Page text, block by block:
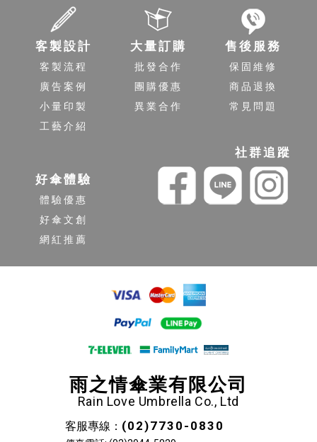
客製設計
客製流程
廣告案例
小量印製
工藝介紹
大量訂購
批發合作
團購優惠
異業合作
售後服務
保固維修
商品退換
常見問題
好傘體驗
體驗優惠
好傘文創
網紅推薦
社群追蹤
雨之情傘業有限公司
Rain Love Umbrella Co., Ltd
客服專線： (02)7730-0830